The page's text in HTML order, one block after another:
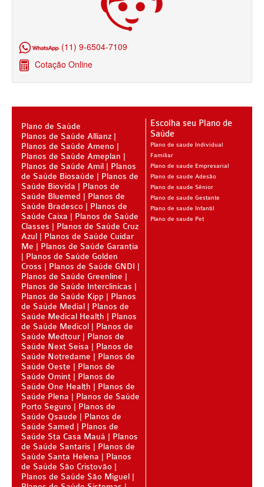
SANTARIS PLANO DE SAÚDE FAMILIAR
SÃO MIGUEL PLANO DE SAÚDE FAMILIAR
STA CASA MAUÁ PLANO DE SAÚDE FAMILIAR
TRASMONTANO PLANO DE SAÚDE FAMILIAR
ÚNICA PLANO DE SAÚDE FAMILIAR
UNIHOSP PLANO DE SAÚDE FAMILIAR
UNIMED GUARULHOS PLANO DE SAÚDE FAMILIAR
CLASSES PLANO DE SAÚDE FAMILIAR
PLANO DE SAÚDE INFANTIL
AMIL PLANO DE SAÚDE INFANTIL
BIO SAÚDE PLANO DE SAÚDE INFANTIL
BIOVIDA PLANO DE SAÚDE INFANTIL
BLUE MED PLANO DE SAÚDE INFANTIL
CLASSES PLANO DE SAÚDE INFANTIL
CUIDAR ME PLANO DE SAÚDE INFANTIL
GARANTIA GS PLANO DE SAÚDE INFANTIL
GNDI PLANO DE SAÚDE INFANTIL
KIPP PLANO DE SAÚDE INFANTIL
MEDICAL HEALTH PLANO DE SAÚDE INFANTIL
MED TOUR PLANO DE SAÚDE INFANTIL
(11) 9-6504-7109
Cotação Online
Plano de Saúde
Planos de Saúde Allianz
Planos de Saúde Ameno
Planos de Saúde Ameplan
Planos de Saúde Amil
Planos
de Saúde Biosaúde
Planos de
Saúde Biovida
Planos de
Saúde Bluemed
Planos de
Saúde Bradesco
Planos de
Saúde Caixa
Planos de Saúde
Classes
Planos de Saúde Cruz
Azul
Planos de Saúde Cuidar
Me
Planos de Saúde Garantia
Planos de Saúde Golden
Cross
Planos de Saúde GNDI
Planos de Saúde Greenline
Planos de Saúde Interclinicas
Planos de Saúde Kipp
Planos
de Saúde Medial
Planos de
Saúde Medical Health
Planos
de Saúde Medicol
Planos de
Saúde Medtour
Planos de
Saúde Next Seisa
Planos de
Saúde Notredame
Planos de
Saúde Oeste
Planos de
Saúde Omint
Planos de
Saúde One Health
Planos de
Saúde Plena
Planos de Saúde
Porto Seguro
Planos de
Saúde Qsaude
Planos de
Saúde Samed
Planos de
Saúde Sta Casa Mauá
Planos
de Saúde Santaris
Planos de
Saúde Santa Helena
Planos
de Saúde São Cristovão
Planos de Saúde São Miguel
Escolha seu Plano de
Saúde
Plano de saude Individual
Familiar
Plano de saude Empresarial
Plano de saude Adesão
Plano de saude Sênior
Plano de saude Gestante
Plano de saude Infantil
Plano de saude Pet